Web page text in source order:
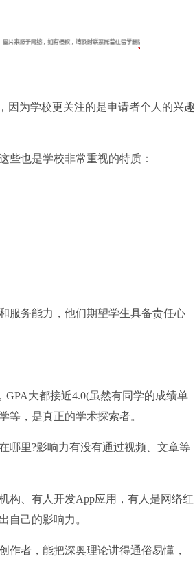
为学校更关注的是申请者个人的兴趣
也是学校非常重视的特质：
务能力，他们期望学生具备责任心
大都接近4.0(虽然有同学的成绩单
等，是真正的学术探索者。
里?影响力有没有通过视频、文章等
、有人开发App应用，有人是网络红
自己的影响力。
者，能把深奥理论讲得通俗易懂，